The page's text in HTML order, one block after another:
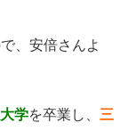
、安倍さんよ
学を卒業し、 三